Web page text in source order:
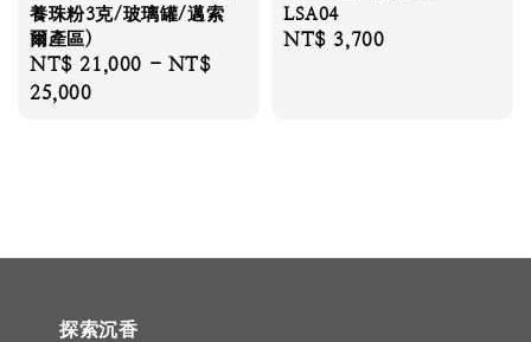
養珠粉3克/玻璃罐/邁索
爾產區)
Regular
price
NT$ 21,000 - NT$
25,000
LSA04
Regular
NT$ 3,700
探索沉香